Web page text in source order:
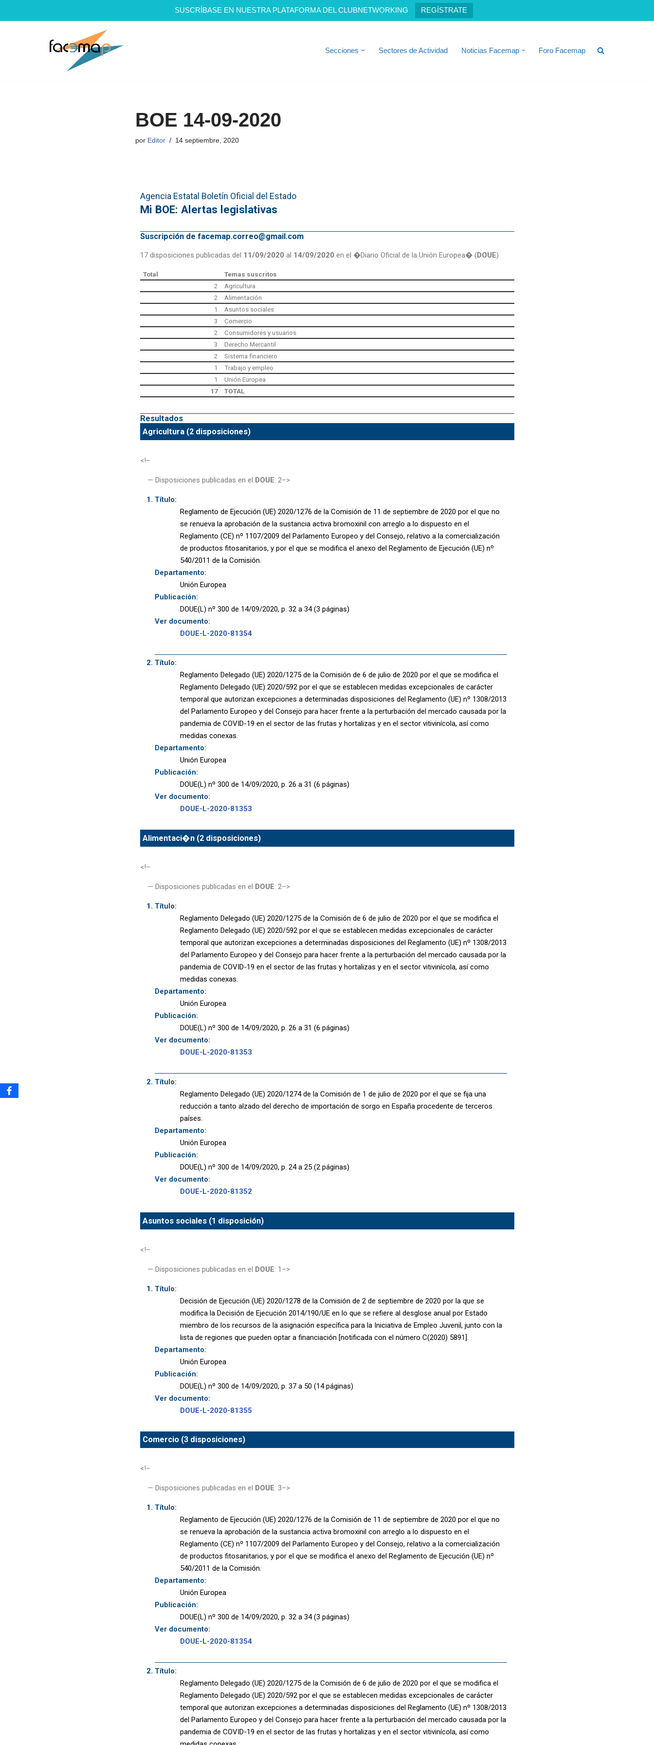
SUSCRÍBASE EN NUESTRA PLATAFORMA DEL CLUBNETWORKING REGÍSTRATE
Secciones Sectores de Actividad Noticias Facemap Foro Facemap
BOE 14-09-2020
por Editor 14 septiembre, 2020
Agencia Estatal Boletín Oficial del Estado
Mi BOE: Alertas legislativas
Suscripción de facemap.correo@gmail.com
17 disposiciones publicadas del 11/09/2020 al 14/09/2020 en el �Diario Oficial de la Unión Europea� (DOUE)
Total
Temas suscritos
2
Agricultura
2
Alimentación
1
Asuntos sociales
3
Comercio
2
Consumidores y usuarios
3
Derecho Mercantil
2
Sistema financiero
1
Trabajo y empleo
1
Unión Europea
17
TOTAL
Resultados
Agricultura (2 disposiciones)
<!–
— Disposiciones publicadas en el DOUE: 2–>
Título:
Reglamento de Ejecución (UE) 2020/1276 de la Comisión de 11 de septiembre de 2020 por el que no
se renueva la aprobación de la sustancia activa bromoxinil con arreglo a lo dispuesto en el
Reglamento (CE) nº 1107/2009 del Parlamento Europeo y del Consejo, relativo a la comercialización
de productos fitosanitarios, y por el que se modifica el anexo del Reglamento de Ejecución (UE) nº
540/2011 de la Comisión.
Departamento:
Unión Europea
Publicación:
DOUE(L) nº 300 de 14/09/2020, p. 32 a 34 (3 páginas)
Ver documento:
DOUE-L-2020-81354
Título:
Reglamento Delegado (UE) 2020/1275 de la Comisión de 6 de julio de 2020 por el que se modifica el
Reglamento Delegado (UE) 2020/592 por el que se establecen medidas excepcionales de carácter
temporal que autorizan excepciones a determinadas disposiciones del Reglamento (UE) nº 1308/2013
del Parlamento Europeo y del Consejo para hacer frente a la perturbación del mercado causada por la
pandemia de COVID-19 en el sector de las frutas y hortalizas y en el sector vitivinícola, así como
medidas conexas.
Departamento:
Unión Europea
Publicación:
DOUE(L) nº 300 de 14/09/2020, p. 26 a 31 (6 páginas)
Ver documento:
DOUE-L-2020-81353
Alimentaci�n (2 disposiciones)
<!–
— Disposiciones publicadas en el DOUE: 2–>
Título:
Reglamento Delegado (UE) 2020/1275 de la Comisión de 6 de julio de 2020 por el que se modifica el
Reglamento Delegado (UE) 2020/592 por el que se establecen medidas excepcionales de carácter
temporal que autorizan excepciones a determinadas disposiciones del Reglamento (UE) nº 1308/2013
del Parlamento Europeo y del Consejo para hacer frente a la perturbación del mercado causada por la
pandemia de COVID-19 en el sector de las frutas y hortalizas y en el sector vitivinícola, así como
medidas conexas.
Departamento:
Unión Europea
Publicación:
DOUE(L) nº 300 de 14/09/2020, p. 26 a 31 (6 páginas)
Ver documento:
DOUE-L-2020-81353
Título:
Reglamento Delegado (UE) 2020/1274 de la Comisión de 1 de julio de 2020 por el que se fija una
reducción a tanto alzado del derecho de importación de sorgo en España procedente de terceros
países.
Departamento:
Unión Europea
Publicación:
DOUE(L) nº 300 de 14/09/2020, p. 24 a 25 (2 páginas)
Ver documento:
DOUE-L-2020-81352
Asuntos sociales (1 disposición)
<!–
— Disposiciones publicadas en el DOUE: 1–>
Título:
Decisión de Ejecución (UE) 2020/1278 de la Comisión de 2 de septiembre de 2020 por la que se
modifica la Decisión de Ejecución 2014/190/UE en lo que se refiere al desglose anual por Estado
miembro de los recursos de la asignación específica para la Iniciativa de Empleo Juvenil, junto con la
lista de regiones que pueden optar a financiación [notificada con el número C(2020) 5891].
Departamento:
Unión Europea
Publicación:
DOUE(L) nº 300 de 14/09/2020, p. 37 a 50 (14 páginas)
Ver documento:
DOUE-L-2020-81355
Comercio (3 disposiciones)
<!–
— Disposiciones publicadas en el DOUE: 3–>
Título:
Reglamento de Ejecución (UE) 2020/1276 de la Comisión de 11 de septiembre de 2020 por el que no
se renueva la aprobación de la sustancia activa bromoxinil con arreglo a lo dispuesto en el
Reglamento (CE) nº 1107/2009 del Parlamento Europeo y del Consejo, relativo a la comercialización
de productos fitosanitarios, y por el que se modifica el anexo del Reglamento de Ejecución (UE) nº
540/2011 de la Comisión.
Departamento:
Unión Europea
Publicación:
DOUE(L) nº 300 de 14/09/2020, p. 32 a 34 (3 páginas)
Ver documento:
DOUE-L-2020-81354
Título:
Reglamento Delegado (UE) 2020/1275 de la Comisión de 6 de julio de 2020 por el que se modifica el
Reglamento Delegado (UE) 2020/592 por el que se establecen medidas excepcionales de carácter
temporal que autorizan excepciones a determinadas disposiciones del Reglamento (UE) nº 1308/2013
del Parlamento Europeo y del Consejo para hacer frente a la perturbación del mercado causada por la
pandemia de COVID-19 en el sector de las frutas y hortalizas y en el sector vitivinícola, así como